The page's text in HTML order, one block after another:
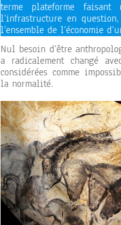
terme plateforme
l’infrastructure en
l’ensemble de l’économie
Nul besoin d’être
a radicalement changé
considérées comme
la normalité.